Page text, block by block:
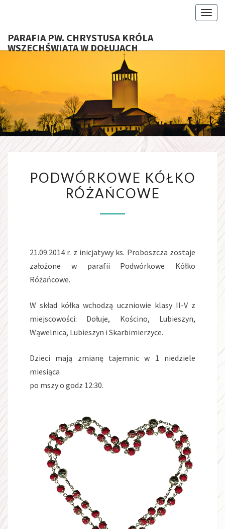
PARAFIA PW. CHRYSTUSA KRÓLA
WSZECHŚWIATA W DOŁUJACH
W
PODWÓRKOWE KÓŁKO
RÓŻAŃCOWE
21.09.2014 r. z inicjatywy ks. Proboszcza zostaje
założone w parafii Podwórkowe Kółko
Różańcowe.
W skład kółka wchodzą uczniowie klasy II-V z
miejscowości: Dołuje, Kościno, Lubieszyn,
Wąwelnica, Lubieszyn i Skarbimierzyce.
Dzieci mają zmianę tajemnic w 1 niedziele
miesiąca
po mszy o godz 12:30.